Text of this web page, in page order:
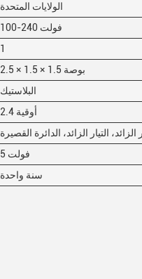
الولايات المتحدة
100-240 فولت
1
2.5 × 1.5 × 1.5 بوصة
البلاستيك
2.4 أوقية
الزائد، التيار الزائد، الدائرة القصيرة
5 فولت
سنة واحدة